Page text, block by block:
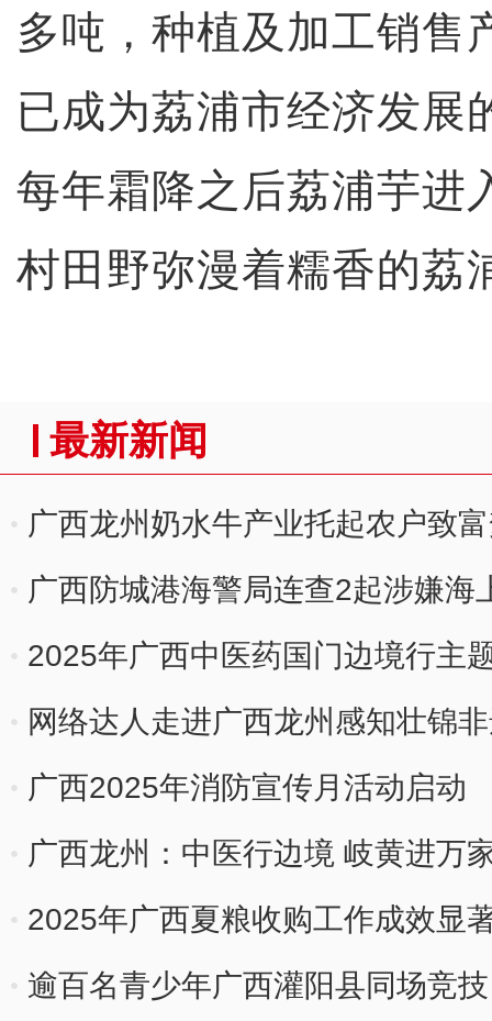
多吨，种植及加工销售
已成为荔浦市经济发展
每年霜降之后荔浦芋进
村田野弥漫着糯香的荔
最新新闻
广西龙州奶水牛产业托起农户致
广西防城港海警局连查2起涉嫌海
2025年广西中医药国门边境行主
网络达人走进广西龙州感知壮锦
广西2025年消防宣传月活动启动
广西龙州：中医行边境 岐黄进万
2025年广西夏粮收购工作成效显
逾百名青少年广西灌阳县同场竞